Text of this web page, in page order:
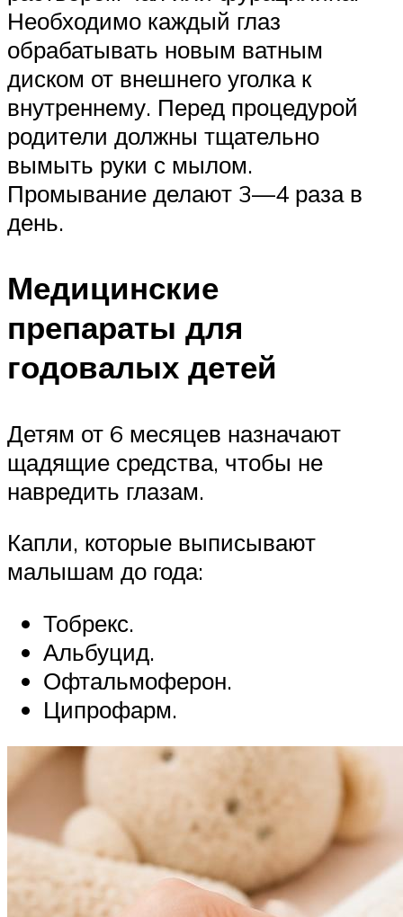
Необходимо каждый глаз
обрабатывать новым ватным
диском от внешнего уголка к
внутреннему. Перед процедурой
родители должны тщательно
вымыть руки с мылом.
Промывание делают 3—4 раза в
день.
Медицинские
препараты для
годовалых детей
Детям от 6 месяцев назначают
щадящие средства, чтобы не
навредить глазам.
Капли, которые выписывают
малышам до года:
Тобрекс.
Альбуцид.
Офтальмоферон.
Ципрофарм.